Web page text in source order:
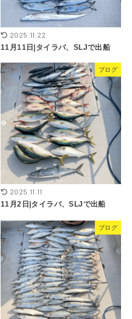
2025.11.22
11月11日|タイラバ、SLJで出船
ブログ
2025.11.11
11月2日|タイラバ、SLJで出船
ブログ